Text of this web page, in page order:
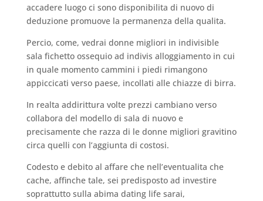
accadere luogo ci sono disponibilita di nuovo di
deduzione promuove la permanenza della qualita.
Percio, come, vedrai donne migliori in indivisible
sala fichetto ossequio ad indivis alloggiamento in cui
in quale momento cammini i piedi rimangono
appiccicati verso paese, incollati alle chiazze di birra.
In realta addirittura volte prezzi cambiano verso
collabora del modello di sala di nuovo e
precisamente che razza di le donne migliori gravitino
circa quelli con l’aggiunta di costosi.
Codesto e debito al affare che nell’eventualita che
cache, affinche tale, sei predisposto ad investire
soprattutto sulla abima dating life sarai,